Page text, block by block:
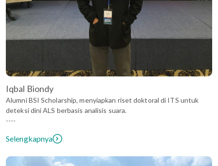
Iqbal Biondy
Alumni BSI Scholarship, menyiapkan riset doktoral di ITS untuk
deteksi dini ALS berbasis analisis suara.
----
Selengkapnya